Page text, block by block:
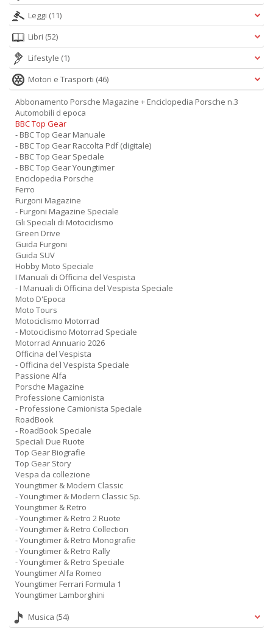
Leggi (11)
Libri (52)
Lifestyle (1)
Motori e Trasporti (46)
Abbonamento Porsche Magazine + Enciclopedia Porsche n.3
Automobili d epoca
BBC Top Gear
- BBC Top Gear Manuale
- BBC Top Gear Raccolta Pdf (digitale)
- BBC Top Gear Speciale
- BBC Top Gear Youngtimer
Enciclopedia Porsche
Ferro
Furgoni Magazine
- Furgoni Magazine Speciale
Gli Speciali di Motociclismo
Green Drive
Guida Furgoni
Guida SUV
Hobby Moto Speciale
I Manuali di Officina del Vespista
- I Manuali di Officina del Vespista Speciale
Moto D'Epoca
Moto Tours
Motociclismo Motorrad
- Motociclismo Motorrad Speciale
Motorrad Annuario 2026
Officina del Vespista
- Officina del Vespista Speciale
Passione Alfa
Porsche Magazine
Professione Camionista
- Professione Camionista Speciale
RoadBook
- RoadBook Speciale
Speciali Due Ruote
Top Gear Biografie
Top Gear Story
Vespa da collezione
Youngtimer & Modern Classic
- Youngtimer & Modern Classic Sp.
Youngtimer & Retro
- Youngtimer & Retro 2 Ruote
- Youngtimer & Retro Collection
- Youngtimer & Retro Monografie
- Youngtimer & Retro Rally
- Youngtimer & Retro Speciale
Youngtimer Alfa Romeo
Youngtimer Ferrari Formula 1
Youngtimer Lamborghini
Musica (54)